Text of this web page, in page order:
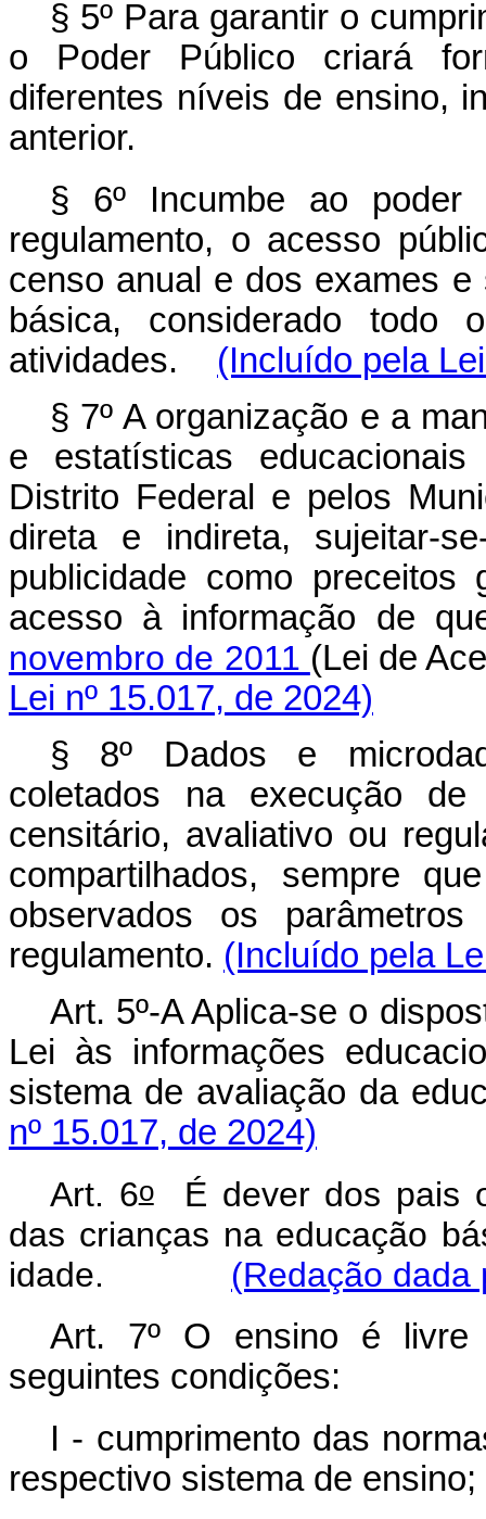
§ 5º Para garantir o
o Poder Público criará
diferentes níveis de ensino,
anterior.
§ 6º Incumbe ao poder
regulamento, o acesso
censo anual e dos exames
básica, considerado todo
atividades. (Incluído pela
§ 7º A organização e a
e estatísticas
Distrito Federal e pelos
direta e indireta, sujeitar-
publicidade como
acesso à informação de
novembro de 2011 (Lei de
Lei nº 15.017, de 2024)
§ 8º Dados e
coletados na execução
censitário, avaliativo ou
compartilhados, sempre
observados os
regulamento. (Incluído pela
Art. 5º-A Aplica-se o
Lei às informações
sistema de avaliação da
nº 15.017, de 2024)
Art. 6oÉ dever dos pais
das crianças na educação
idade. (Redação dada
Art. 7º O ensino é livre
seguintes condições:
I - cumprimento das
respectivo sistema de ensino;